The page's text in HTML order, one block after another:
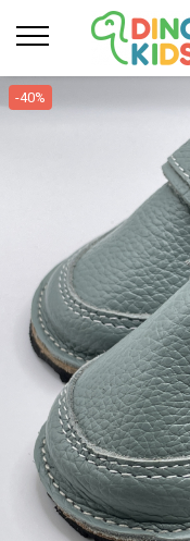
Suport clienti
Livrare internationala
Formular de retur
-40%